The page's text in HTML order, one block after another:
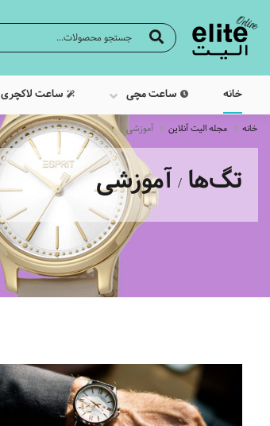
خانه ساعت مچی ساعت لاکچری
خانه مجله الیت آنلاین آموزشی
تگ‌ها / آموزشی